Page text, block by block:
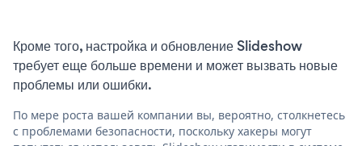
Кроме того, настройка и обновление Slideshow
требует еще больше времени и может вызвать новые
проблемы или ошибки.
По мере роста вашей компании вы, вероятно, столкнетесь
с проблемами безопасности, поскольку хакеры могут